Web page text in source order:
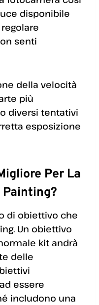
disponibile
senti
della velocità
più
diversi tentativi
esposizione
Per La
di obiettivo che
Un obiettivo
kit andrà
delle
essere
includono una